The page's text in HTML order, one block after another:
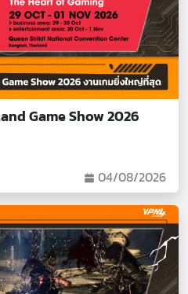
Game Show 2026
04/08/2026